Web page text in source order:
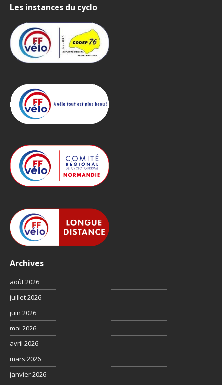
Les instances du cyclo
Archives
août 2026
juillet 2026
juin 2026
mai 2026
avril 2026
mars 2026
janvier 2026